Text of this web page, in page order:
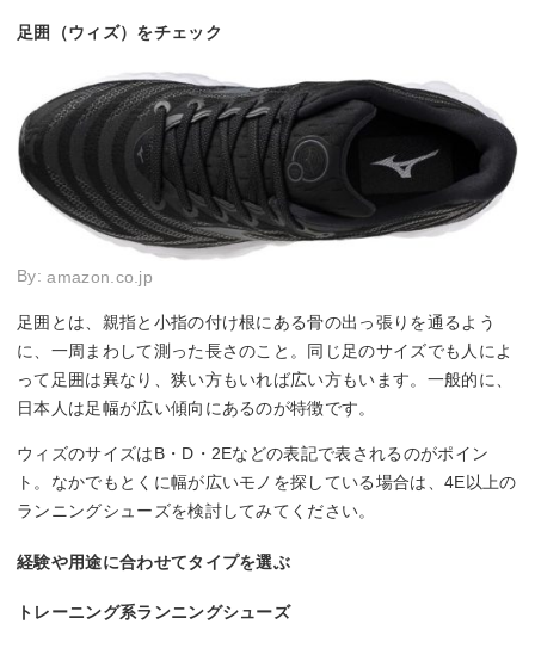
足囲（ウィズ）をチェック
By:amazon.co.jp
足囲とは、親指と小指の付け根にある骨の出っ張りを通るよう
に、一周まわして測った長さのこと。同じ足のサイズでも人によ
って足囲は異なり、狭い方もいれば広い方もいます。一般的に、
日本人は足幅が広い傾向にあるのが特徴です。
ウィズのサイズはB・D・2Eなどの表記で表されるのがポイン
ト。なかでもとくに幅が広いモノを探している場合は、4E以上の
ランニングシューズを検討してみてください。
経験や用途に合わせてタイプを選ぶ
トレーニング系ランニングシューズ